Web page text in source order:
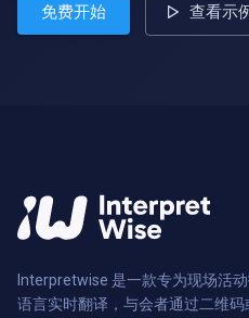
免费开始 查看示
Interpretwise 是一款专为现场活
语言实时翻译，与会者通过二维